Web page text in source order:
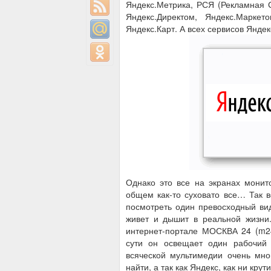
Яндекс.Метрика, РСЯ (Рекламная
Яндекс.Директом,
Яндекс.Карт. А всех сервисов
Однако это все на экранах
общем как-то суховато все… Так
посмотреть один превосходный
живет и дышит в реальной
интернет-портале МОСКВА 24
сути он освещает один
всяческой мультимедии очень
найти, а так как Яндекс, как ни